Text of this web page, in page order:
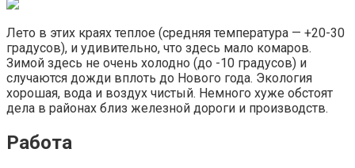
Лето в этих краях теплое (средняя температура — +20-30
градусов), и удивительно, что здесь мало комаров.
Зимой здесь не очень холодно (до -10 градусов) и
случаются дожди вплоть до Нового года. Экология
хорошая, вода и воздух чистый. Немного хуже обстоят
дела в районах близ железной дороги и производств.
Работа